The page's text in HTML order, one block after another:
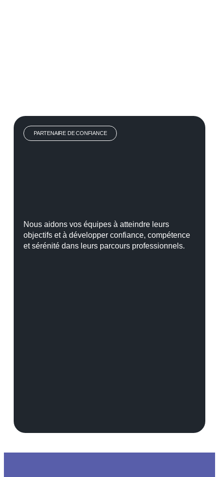
PARTENAIRE DE CONFIANCE
Nous aidons vos équipes à atteindre leurs
objectifs et à développer confiance, compétence
et sérénité dans leurs parcours professionnels.